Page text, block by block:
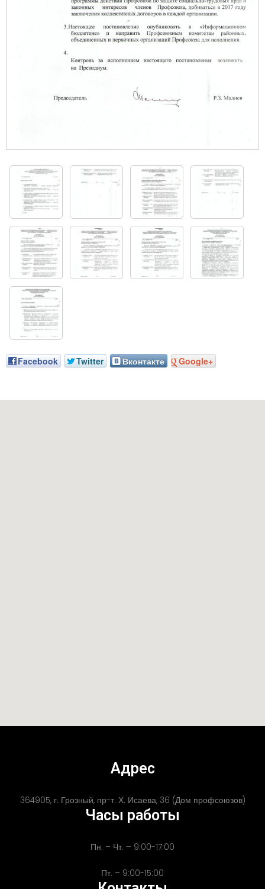
Facebook Twitter Вконтакте Google+
Адрес
364905, г. Грозный, пр-т. Х. Исаева, 36 (Дом профсоюзов)
Часы работы
Пн. – Чт. – 9:00-17:00
Пт. – 9:00-15:00